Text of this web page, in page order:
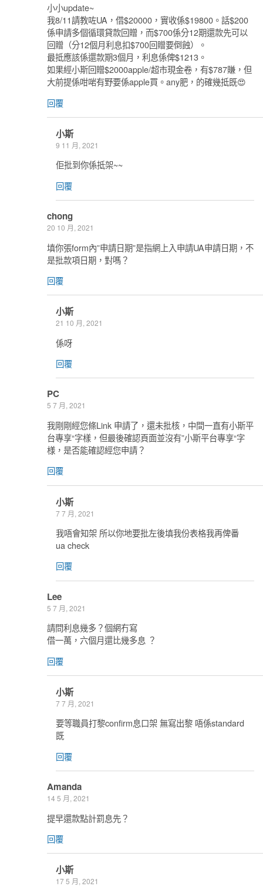
小小update~
我8/11請教咗UA，借$20000，實收係$19800。話$200
係申請多個循環貸款回贈，而$700係分12期還款先可以
回贈（分12個月利息扣$700回贈要倒蝕）。
最抵應該係還款期3個月，利息係俾$1213。
如果經小斯回贈$2000apple/超市現金卷，有$787賺，但
大前提係咁啱有野要係apple買。any肥，的確幾抵既😍
回覆
小斯
9 11 月, 2021
佢批到你係抵架~~
回覆
chong
20 10 月, 2021
填你張form內”申請日期”是指網上入申請UA申請日期，不
是批款項日期，對嗎？
回覆
小斯
21 10 月, 2021
係呀
回覆
PC
5 7 月, 2021
我剛剛經您條Link 申請了，還未批核，中間一直有小斯平
台專享“字樣，但最後確認頁面並沒有”小斯平台專享“字
様，是否能確認經您申請？
回覆
小斯
7 7 月, 2021
我唔會知架 所以你地要批左後填我份表格我再俾番
ua check
回覆
Lee
5 7 月, 2021
請問利息幾多？個網冇寫
借一萬，六個月還比幾多息 ？
回覆
小斯
7 7 月, 2021
要等職員打黎confirm息口架 無寫出黎 唔係standard
既
回覆
Amanda
14 5 月, 2021
提早還款點計罰息先？
回覆
小斯
17 5 月, 2021